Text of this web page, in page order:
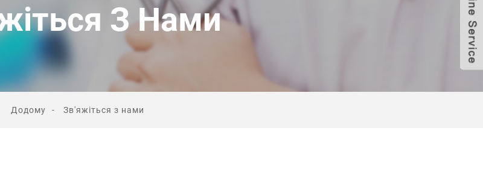
З Нами
Додому Зв'яжіться з нами